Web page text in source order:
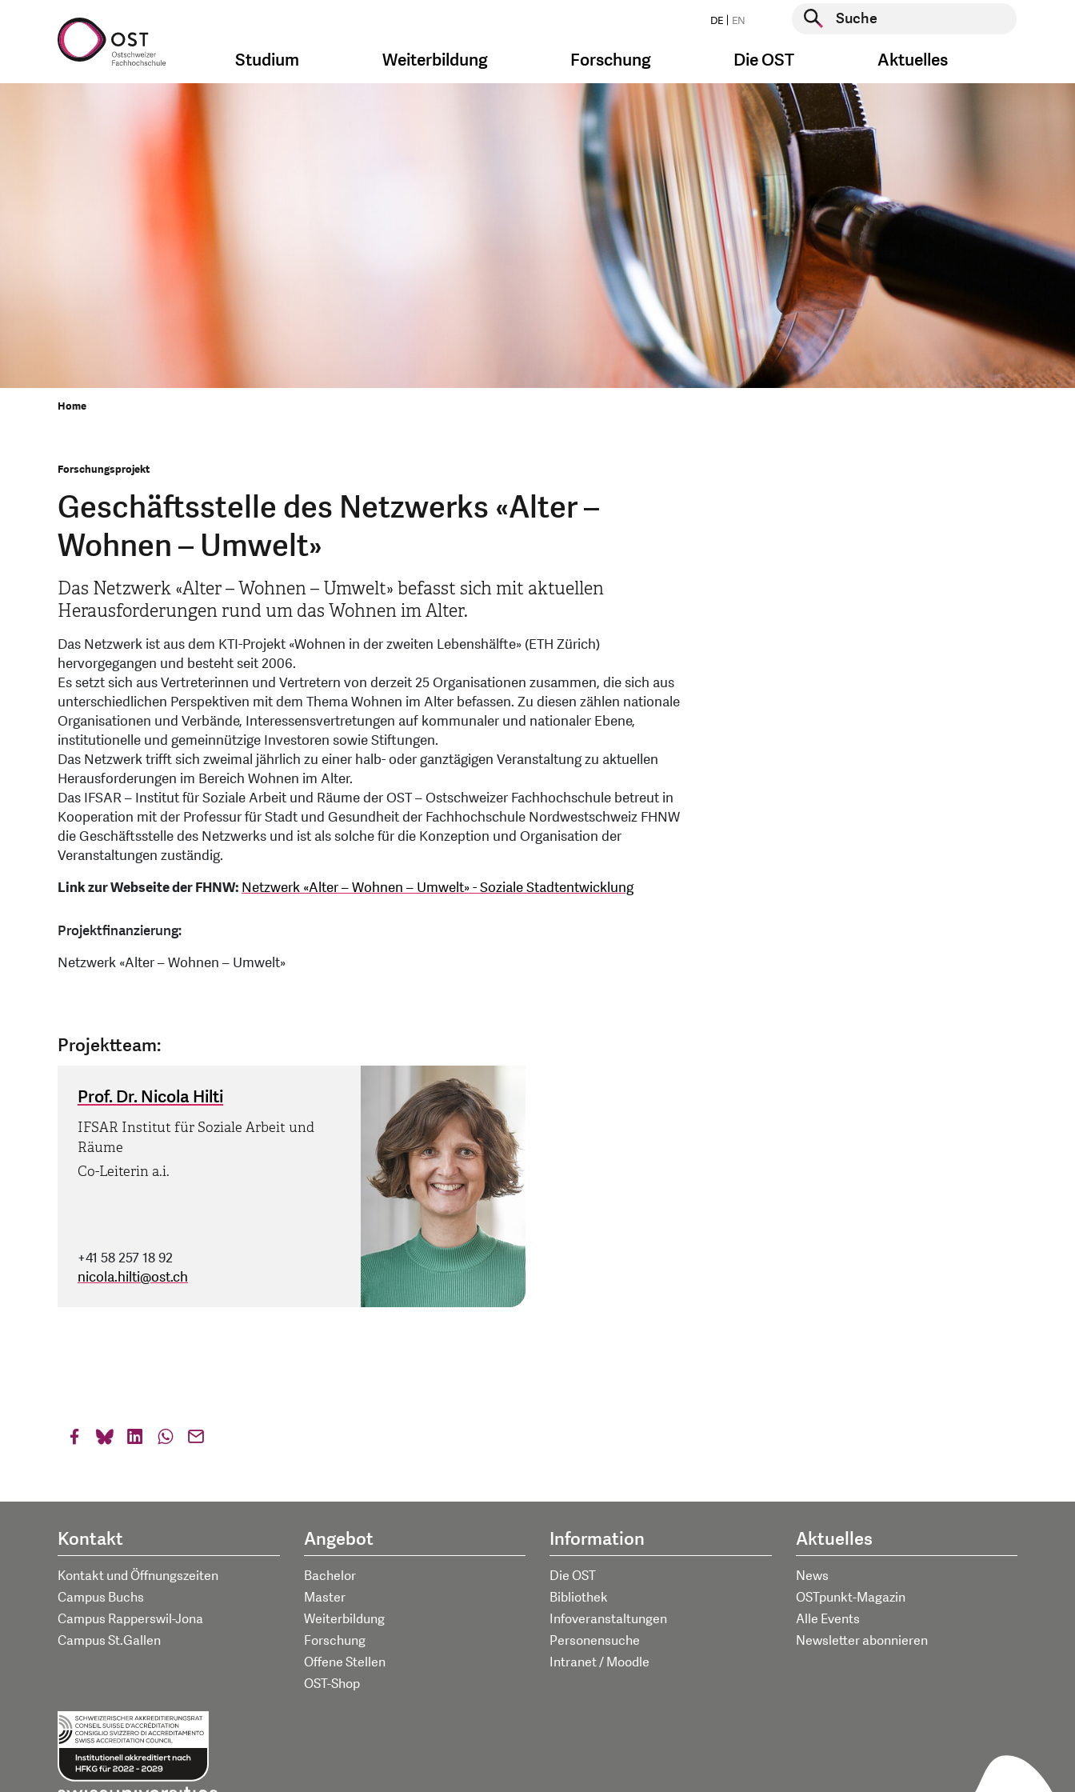
DE EN
Suche starten
Studium Weiterbildung Forschung Die OST Aktuelles
Home
Forschungsprojekt
Geschäftsstelle des Netzwerks «Alter –
Wohnen – Umwelt»
Das Netzwerk «Alter – Wohnen – Umwelt» befasst sich mit aktuellen
Herausforderungen rund um das Wohnen im Alter.
Das Netzwerk ist aus dem KTI-Projekt «Wohnen in der zweiten Lebenshälfte» (ETH Zürich)
hervorgegangen und besteht seit 2006.
Es setzt sich aus Vertreterinnen und Vertretern von derzeit 25 Organisationen zusammen, die sich aus
unterschiedlichen Perspektiven mit dem Thema Wohnen im Alter befassen. Zu diesen zählen nationale
Organisationen und Verbände, Interessensvertretungen auf kommunaler und nationaler Ebene,
institutionelle und gemeinnützige Investoren sowie Stiftungen.
Das Netzwerk trifft sich zweimal jährlich zu einer halb- oder ganztägigen Veranstaltung zu aktuellen
Herausforderungen im Bereich Wohnen im Alter.
Das IFSAR – Institut für Soziale Arbeit und Räume der OST – Ostschweizer Fachhochschule betreut in
Kooperation mit der Professur für Stadt und Gesundheit der Fachhochschule Nordwestschweiz FHNW
die Geschäftsstelle des Netzwerks und ist als solche für die Konzeption und Organisation der
Veranstaltungen zuständig.
Link zur Webseite der FHNW: Netzwerk «Alter – Wohnen – Umwelt» - Soziale Stadtentwicklung
Projektfinanzierung:
Netzwerk «Alter – Wohnen – Umwelt»
Projektteam:
Prof. Dr. Nicola Hilti
IFSAR Institut für Soziale Arbeit und
Räume
Co-Leiterin a.i.
+41 58 257 18 92
nicola.hilti@ost.ch
Kontakt
Kontakt und Öffnungszeiten
Campus Buchs
Campus Rapperswil-Jona
Campus St.Gallen
Angebot
Bachelor
Master
Weiterbildung
Forschung
Offene Stellen
OST-Shop
Information
Die OST
Bibliothek
Infoveranstaltungen
Personensuche
Intranet / Moodle
Aktuelles
News
OSTpunkt-Magazin
Alle Events
Newsletter abonnieren